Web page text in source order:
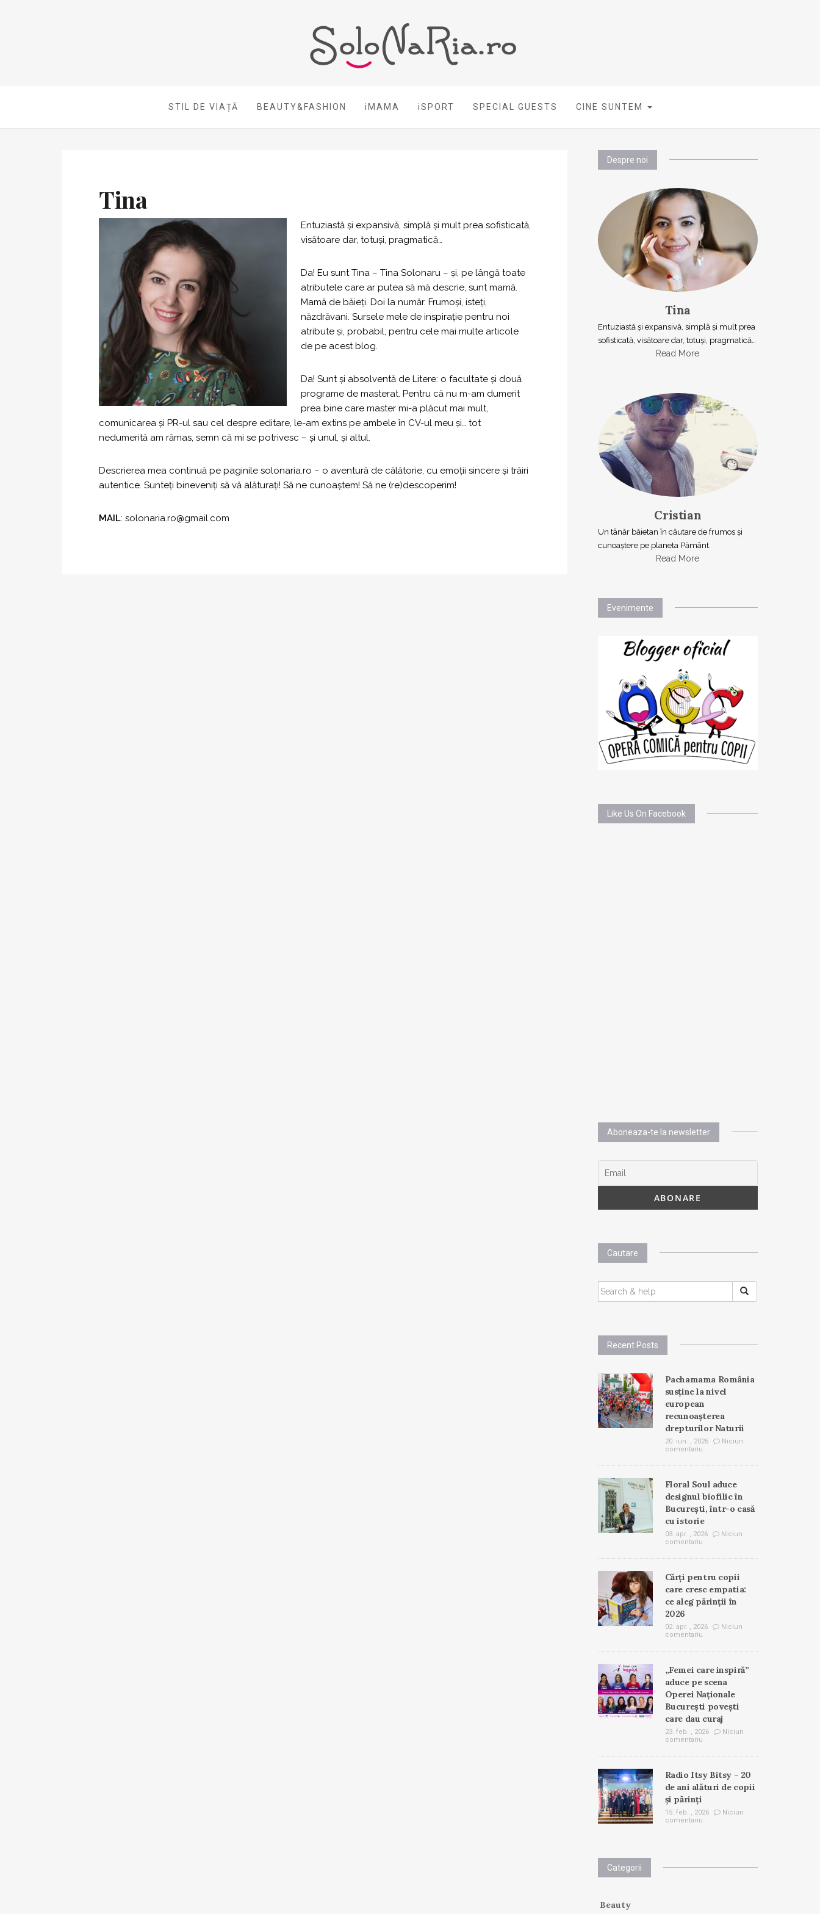
STIL DE VIAȚĂ BEAUTY&FASHION iMAMA iSPORT SPECIAL GUESTS CINE SUNTEM
Tina
Entuziastă şi expansivă, simplă şi mult prea sofisticată,
visătoare dar, totuşi, pragmatică…
Da! Eu sunt Tina – Tina Solonaru – și, pe lângă toate
atributele care ar putea să mă descrie, sunt mamă.
Mamă de băieți. Doi la număr. Frumoși, isteți,
năzdrăvani. Sursele mele de inspirație pentru noi
atribute și, probabil, pentru cele mai multe articole
de pe acest blog.
Da! Sunt și absolventă de Litere: o facultate și două
programe de masterat. Pentru că nu m-am dumerit
prea bine care master mi-a plăcut mai mult,
comunicarea şi PR-ul sau cel despre editare, le-am extins pe ambele în CV-ul meu și… tot
nedumerită am rămas, semn că mi se potrivesc – și unul, și altul.
Descrierea mea continuă pe paginile solonaria.ro – o aventură de călătorie, cu emoții sincere și trăiri
autentice. Sunteți bineveniți să vă alăturați! Să ne cunoaștem! Să ne (re)descoperim!
MAIL: solonaria.ro@gmail.com
Despre noi
Tina
Entuziastă şi expansivă, simplă şi mult prea
sofisticată, visătoare dar, totuşi, pragmatică…
Read More
Cristian
Un tânăr băietan în căutare de frumos și
cunoaștere pe planeta Pământ.
Read More
Evenimente
Like Us On Facebook
Aboneaza-te la newsletter
Cautare
SEARCH
FOR:
Recent Posts
Pachamama România
susține la nivel
european
recunoașterea
drepturilor Naturii
20. iun. , 2026
Niciun
comentariu
Floral Soul aduce
designul biofilic în
București, într-o casă
cu istorie
03. apr. , 2026
Niciun
comentariu
Cărți pentru copii
care cresc empatia:
ce aleg părinții în
2026
02. apr. , 2026
Niciun
comentariu
„Femei care inspiră”
aduce pe scena
Operei Naționale
București povești
care dau curaj
23. feb. , 2026
Niciun
comentariu
Radio Itsy Bitsy – 20
de ani alături de copii
și părinți
15. feb. , 2026
Niciun
comentariu
Categorii
Beauty